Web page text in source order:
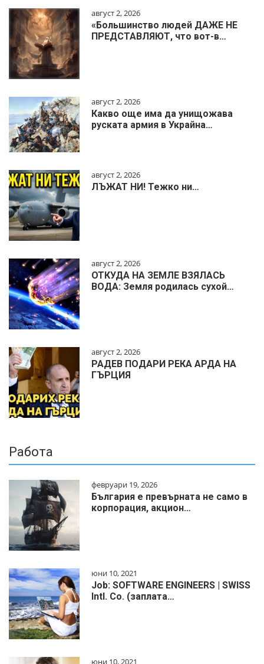
август 2, 2026
«Большинство людей ДАЖЕ НЕ
ПРЕДСТАВЛЯЮТ, что вот-в…
август 2, 2026
Какво още има да унищожава
руската армия в Украйна…
август 2, 2026
ЛЪЖАТ НИ! Тежко ни…
август 2, 2026
ОТКУДА НА ЗЕМЛЕ ВЗЯЛАСЬ
ВОДА: Земля родилась сухой…
август 2, 2026
РАДЕВ ПОДАРИ РЕКА АРДА НА
ГЪРЦИЯ
Работа
февруари 19, 2026
България е превърната не само в
корпорация, акцион…
юни 10, 2021
Job: SOFTWARE ENGINEERS | SWISS
Intl. Co. (заплата…
юни 10, 2021